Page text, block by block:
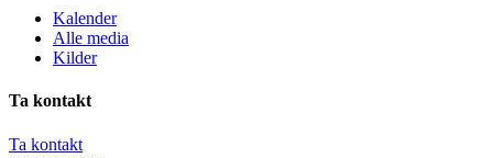
Kalender
Alle media
Kilder
Ta kontakt
Ta kontakt